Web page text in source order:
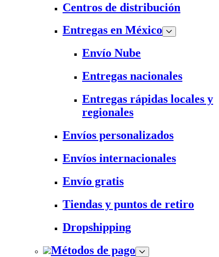
Centros de distribución
Entregas en México
Envío Nube
Entregas nacionales
Entregas rápidas locales y
regionales
Envíos personalizados
Envíos internacionales
Envío gratis
Tiendas y puntos de retiro
Dropshipping
Métodos de pago